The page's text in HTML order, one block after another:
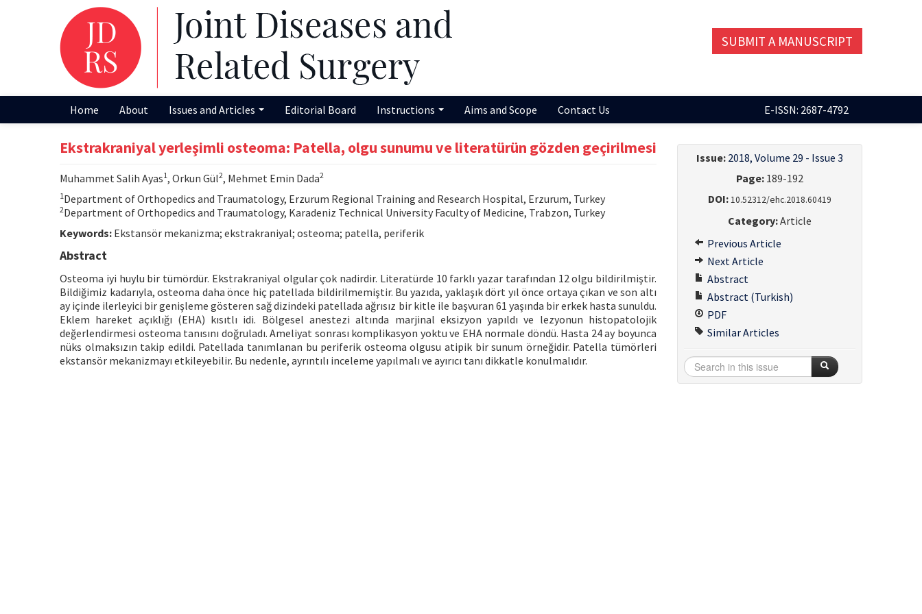
SUBMIT A MANUSCRIPT
Home About Issues and Articles Editorial Board Instructions Aims and Scope Contact Us E-ISSN: 2687-4792
Ekstrakraniyal yerleşimli osteoma: Patella, olgu sunumu ve literatürün gözden geçirilmesi
Muhammet Salih Ayas1, Orkun Gül2, Mehmet Emin Dada2
1Department of Orthopedics and Traumatology, Erzurum Regional Training and Research Hospital, Erzurum, Turkey
2Department of Orthopedics and Traumatology, Karadeniz Technical University Faculty of Medicine, Trabzon, Turkey
Keywords: Ekstansör mekanizma; ekstrakraniyal; osteoma; patella, periferik
Abstract
Osteoma iyi huylu bir tümördür. Ekstrakraniyal olgular çok nadirdir. Literatürde 10 farklı yazar tarafından 12 olgu bildirilmiştir.
Bildiğimiz kadarıyla, osteoma daha önce hiç patellada bildirilmemiştir. Bu yazıda, yaklaşık dört yıl önce ortaya çıkan ve son altı
ay içinde ilerleyici bir genişleme gösteren sağ dizindeki patellada ağrısız bir kitle ile başvuran 61 yaşında bir erkek hasta sunuldu.
Eklem hareket açıklığı (EHA) kısıtlı idi. Bölgesel anestezi altında marjinal eksizyon yapıldı ve lezyonun histopatolojik
değerlendirmesi osteoma tanısını doğruladı. Ameliyat sonrası komplikasyon yoktu ve EHA normale döndü. Hasta 24 ay boyunca
nüks olmaksızın takip edildi. Patellada tanımlanan bu periferik osteoma olgusu atipik bir sunum örneğidir. Patella tümörleri
ekstansör mekanizmayı etkileyebilir. Bu nedenle, ayrıntılı inceleme yapılmalı ve ayırıcı tanı dikkatle konulmalıdır.
Issue: 2018, Volume 29 - Issue 3
Page: 189-192
DOI:10.52312/ehc.2018.60419
Category:Article
Previous Article
Next Article
Abstract
Abstract (Turkish)
PDF
Similar Articles